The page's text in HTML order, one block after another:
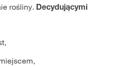
rośliny. Decydującymi